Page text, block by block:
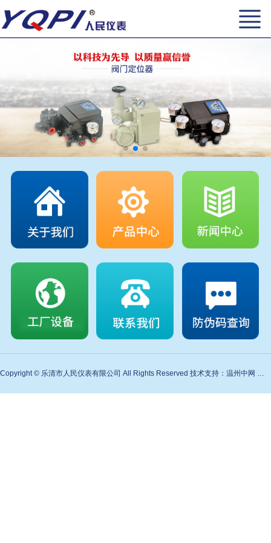
Copyright © 乐清市人民仪表有限公司 All Rights Reserved 技术支持：温州中网 备案号：